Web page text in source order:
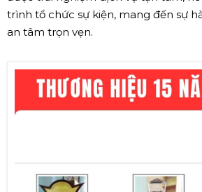
trình tổ chức sự kiện, mang đến sự
an tâm trọn vẹn.